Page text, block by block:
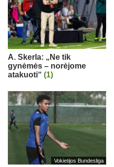
A. Skerla: „Ne tik
gynėmės – norėjome
atakuoti“ (1)
Vokietijos Bundesliga